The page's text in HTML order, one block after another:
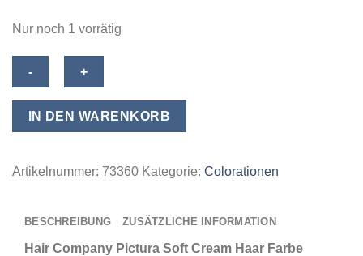
Nur noch 1 vorrätig
Hair
Company
Haar
Permanent
ohne
IN DEN WARENKORB
Artikelnummer: 73360 Kategorie: Colorationen
BESCHREIBUNG ZUSÄTZLICHE INFORMATION
Hair Company Pictura Soft Cream Haar Farbe